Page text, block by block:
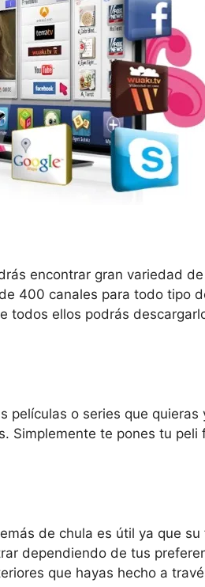
encontrar gran variedad
400 canales para todo tipo
ellos podrás
o series que
Simplemente te pones tu
de chula es útil ya que
dependiendo de tus
que hayas hecho a